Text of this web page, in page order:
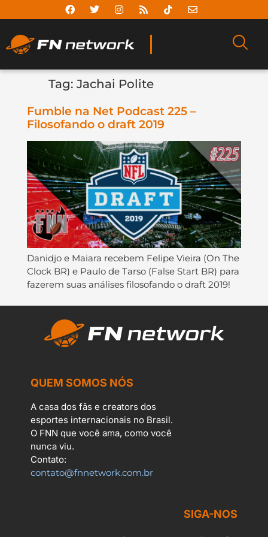
Tag: Jachai Polite
Fumble na Net Podcast 225 –
Filosofando o draft 2019
Danidjo e Maiara recebem Felipe Vieira (On The
Clock BR) e Paulo de Tarso (False Start BR) para
fazerem suas análises filosofando o draft 2019!
QUEM SOMOS NÓS
A casa dos fãs e creators dos
esportes internacionais no Brasil.
O FNN que você ama, como você
nunca viu.
Contato:
contato@fnnetwork.com.br
SIGA-NOS